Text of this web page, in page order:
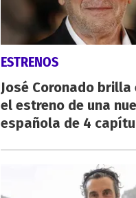
ESTRENOS
José Coronado brilla
el estreno de una
española de 4